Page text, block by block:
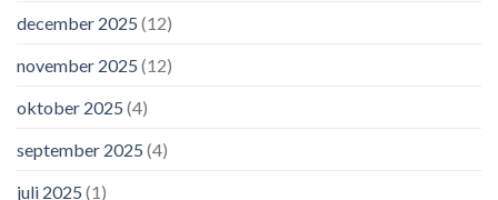
december 2025 (12)
november 2025 (12)
oktober 2025 (4)
september 2025 (4)
juli 2025 (1)